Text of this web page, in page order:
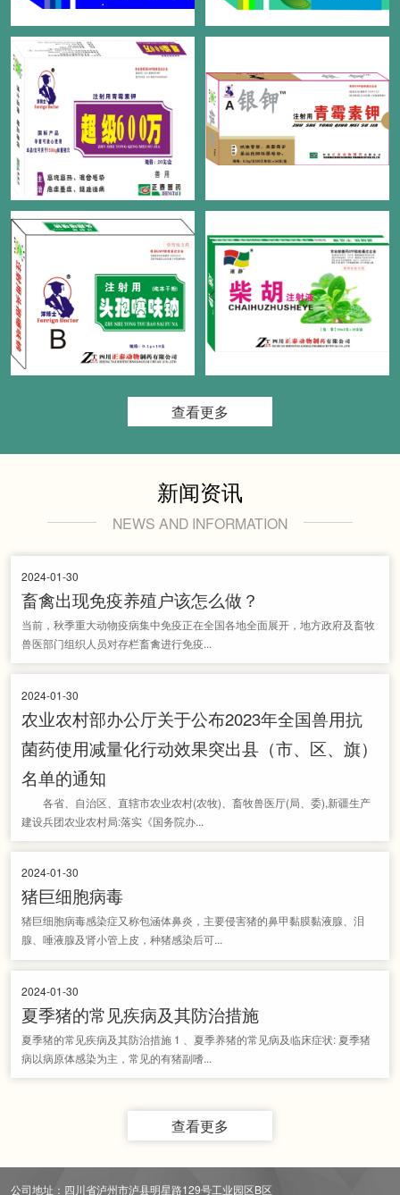
查看更多
新闻资讯
NEWS AND INFORMATION
2024-01-30
畜禽出现免疫养殖户该怎么做？
当前，秋季重大动物疫病集中免疫正在全国各地全面展开，地方政府及畜牧
兽医部门组织人员对存栏畜禽进行免疫...
2024-01-30
农业农村部办公厅关于公布2023年全国兽用抗
菌药使用减量化行动效果突出县（市、区、旗）
名单的通知
各省、自治区、直辖市农业农村(农牧)、畜牧兽医厅(局、委),新疆生产
建设兵团农业农村局:落实《国务院办...
2024-01-30
猪巨细胞病毒
猪巨细胞病毒感染症又称包涵体鼻炎，主要侵害猪的鼻甲黏膜黏液腺、泪
腺、唾液腺及肾小管上皮，种猪感染后可...
2024-01-30
夏季猪的常见疾病及其防治措施
夏季猪的常见疾病及其防治措施 1 、夏季养猪的常见病及临床症状: 夏季猪
病以病原体感染为主，常见的有猪副嗜...
查看更多
公司地址：四川省泸州市泸县明星路129号工业园区B区